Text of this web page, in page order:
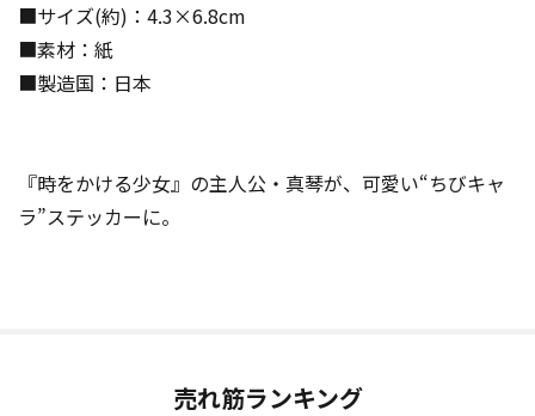
■サイズ(約)：4.3×6.8cm
■素材：紙
■製造国：日本
『時をかける少女』の主人公・真琴が、可愛い“ちびキャ
ラ”ステッカーに。
売れ筋ランキング